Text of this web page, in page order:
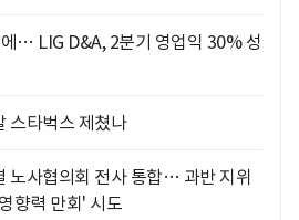
… LIG D&A, 2분기 영업익 30% 성
스타벅스 제쳤나
노사협의회 전사 통합… 과반 지위
향력 만회' 시도